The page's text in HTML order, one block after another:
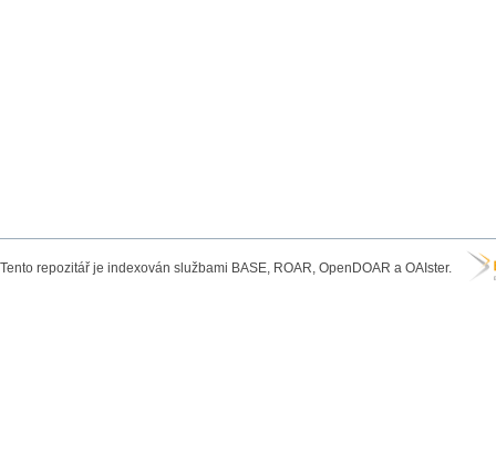
Tento repozitář je indexován službami BASE, ROAR, OpenDOAR a OAIster.